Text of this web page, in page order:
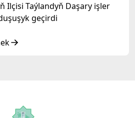
Ilçisi Taýlandyň Daşary işler
geçirdi